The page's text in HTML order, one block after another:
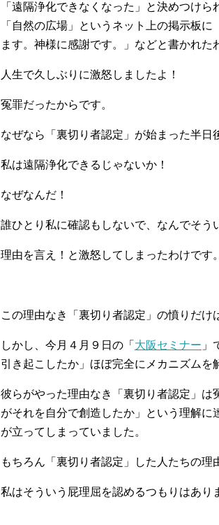
「遠隔浄化できなくなった」と決めつけ
「自然の広場」というネット上の掲示板
ます。神様に感謝です。」などと書かれた
人生で久しぶりに激怒しましたよ！
冤罪だったからです。
なぜなら「裏切り者認定」が始まった半
私は遠隔浄化できるじゃないか！
なぜなんだ！
誰ひとり私に確認もしないで、なんでそう
理由を言え！と激怒してしまったわけです
この理由なき「裏切り者認定」の憤りだ
しかし、今月４月９日の「 大阪セミナー 」
引き起こしたか」ほぼ完全にメカニズムを
彼らがやった理由なき「裏切り者認定」
がそれを自分で創造したか」という理解
が立ってしまっていました。
もちろん「裏切り者認定」した人たちの
私はそういう屁理屈を認めるつもりはあり